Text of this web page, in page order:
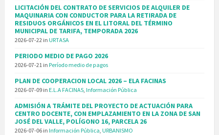
LICITACIÓN DEL CONTRATO DE SERVICIOS DE ALQUILER DE
MAQUINARIA CON CONDUCTOR PARA LA RETIRADA DE
RESIDUOS ORGÁNICOS EN EL LITORAL DEL TÉRMINO
MUNICIPAL DE TARIFA, TEMPORADA 2026
2026-07-22 in URTASA
PERIODO MEDIO DE PAGO 2026
2026-07-21 in Período medio de pagos
PLAN DE COOPERACION LOCAL 2026 – ELA FACINAS
2026-07-09 in E.L.A FACINAS, Información Pública
ADMISIÓN A TRÁMITE DEL PROYECTO DE ACTUACIÓN PARA
CENTRO DOCENTE, CON EMPLAZAMIENTO EN LA ZONA DE SAN
JOSÉ DEL VALLE, POLÍGONO 16, PARCELA 26
2026-07-06 in Información Pública, URBANISMO